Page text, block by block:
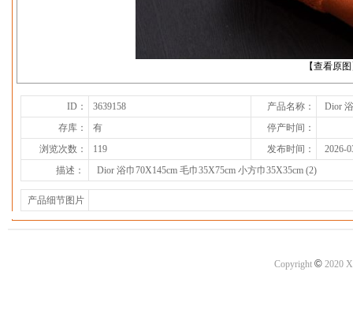
【查看原
ID： 3639158 产品名称：
Dior
存库：
有
停产时间：
浏览次数：
119 发布时间：
2026-
描述：
Dior 浴巾70X145cm 毛巾35X75cm 小方巾35X35cm (2)
产品细节图片
Copyright ©2020